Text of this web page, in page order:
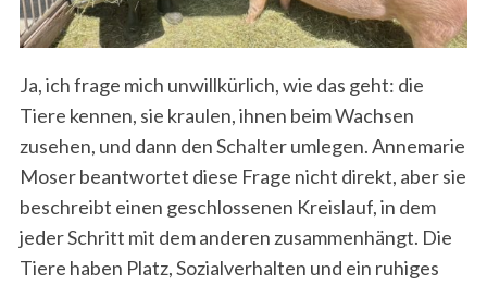
Ja, ich frage mich unwillkürlich, wie das geht: die
Tiere kennen, sie kraulen, ihnen beim Wachsen
zusehen, und dann den Schalter umlegen. Annemarie
Moser beantwortet diese Frage nicht direkt, aber sie
beschreibt einen geschlossenen Kreislauf, in dem
jeder Schritt mit dem anderen zusammenhängt. Die
Tiere haben Platz, Sozialverhalten und ein ruhiges